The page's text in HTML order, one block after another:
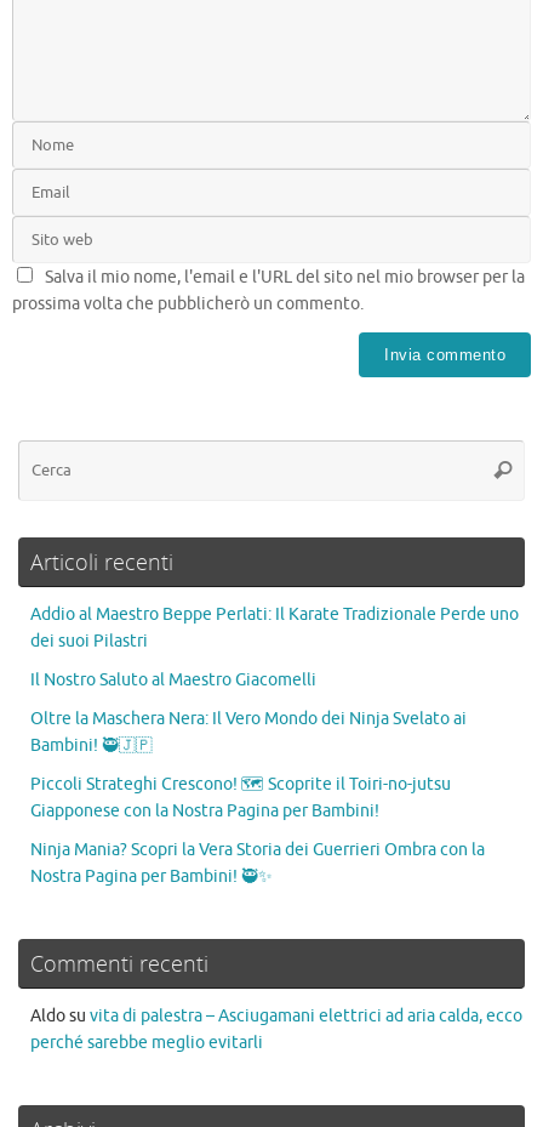
Salva il mio nome, l'email e l'URL del sito nel mio browser per la
prossima volta che pubblicherò un commento.
Articoli recenti
Addio al Maestro Beppe Perlati: Il Karate Tradizionale Perde uno
dei suoi Pilastri
Il Nostro Saluto al Maestro Giacomelli
Oltre la Maschera Nera: Il Vero Mondo dei Ninja Svelato ai
Bambini! 🥷🇯🇵
Piccoli Strateghi Crescono! 🗺️ Scoprite il Toiri-no-jutsu
Giapponese con la Nostra Pagina per Bambini!
Ninja Mania? Scopri la Vera Storia dei Guerrieri Ombra con la
Nostra Pagina per Bambini! 🥷✨
Commenti recenti
Aldosu vita di palestra – Asciugamani elettrici ad aria calda, ecco
perché sarebbe meglio evitarli